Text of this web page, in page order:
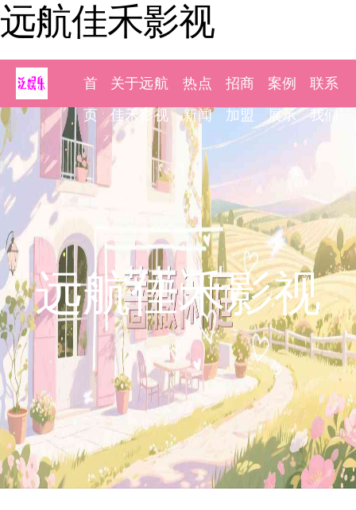
远航佳禾影视
首
页
关于远航
佳禾影视
热点
新闻
招商
加盟
案例
展示
联系
我们
远航佳禾影视